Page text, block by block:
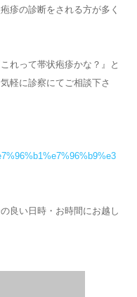
疹の診断をされる方が多く
れって帯状疱疹かな？』と
軽に診察にてご相談下さ
良い日時・お時間にお越し